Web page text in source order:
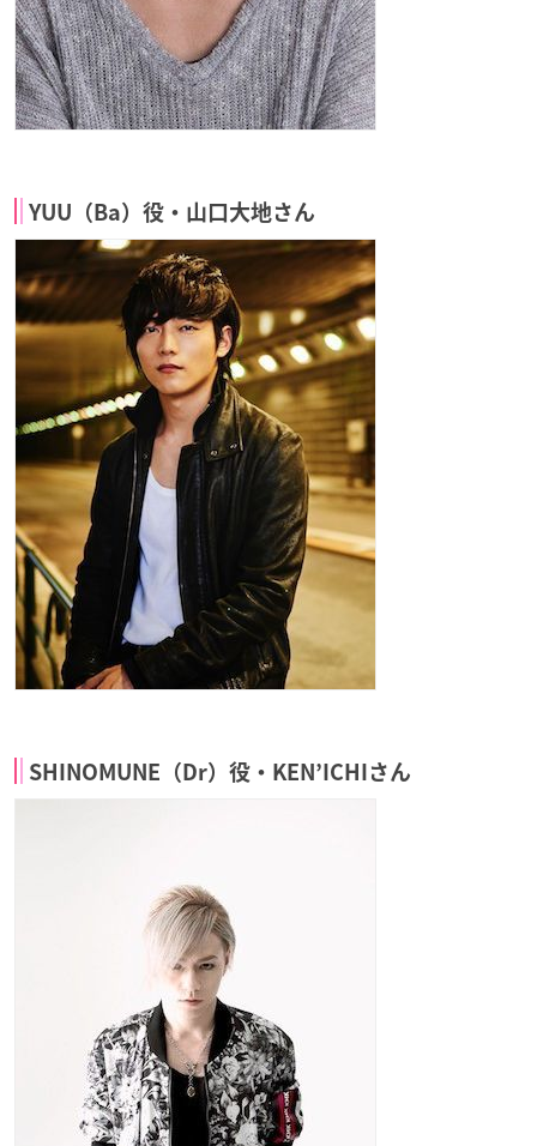
YUU（Ba）役・山口大地さん
SHINOMUNE（Dr）役・KEN’ICHIさん